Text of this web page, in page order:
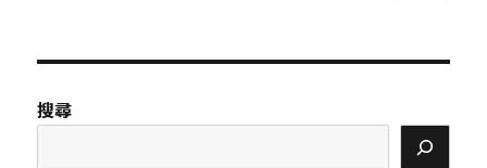
搜尋